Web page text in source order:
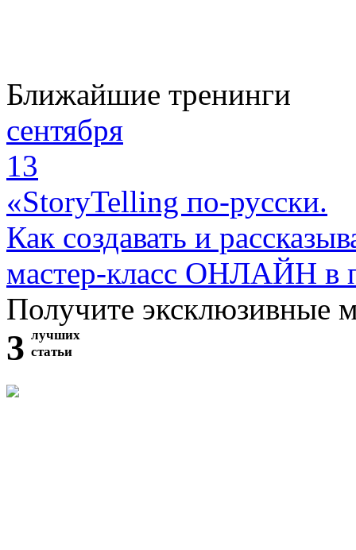
Ближайшие тренинги
сентября
13
«StoryTelling по-русски.
Как создавать и
мастер-класс ОНЛАЙН в
Получите эксклюзивные
3 лучших
статьи